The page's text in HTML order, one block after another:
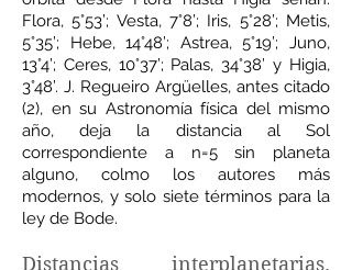
Flora, 5°53’; Vesta, 7°8’; Iris, 5°28’; Metis,
5°35’; Hebe, 14°48’; Astrea, 5°19’; Juno,
13°4’; Ceres, 10°37’; Palas, 34°38’ y Higia,
3°48’. J. Regueiro Argüelles, antes citado
(2), en su Astronomía física del mismo
año, deja la distancia al Sol
correspondiente a n=5 sin planeta
alguno, colmo los autores más
modernos, y solo siete términos para la
ley de Bode.
Distancias interplanetarias.